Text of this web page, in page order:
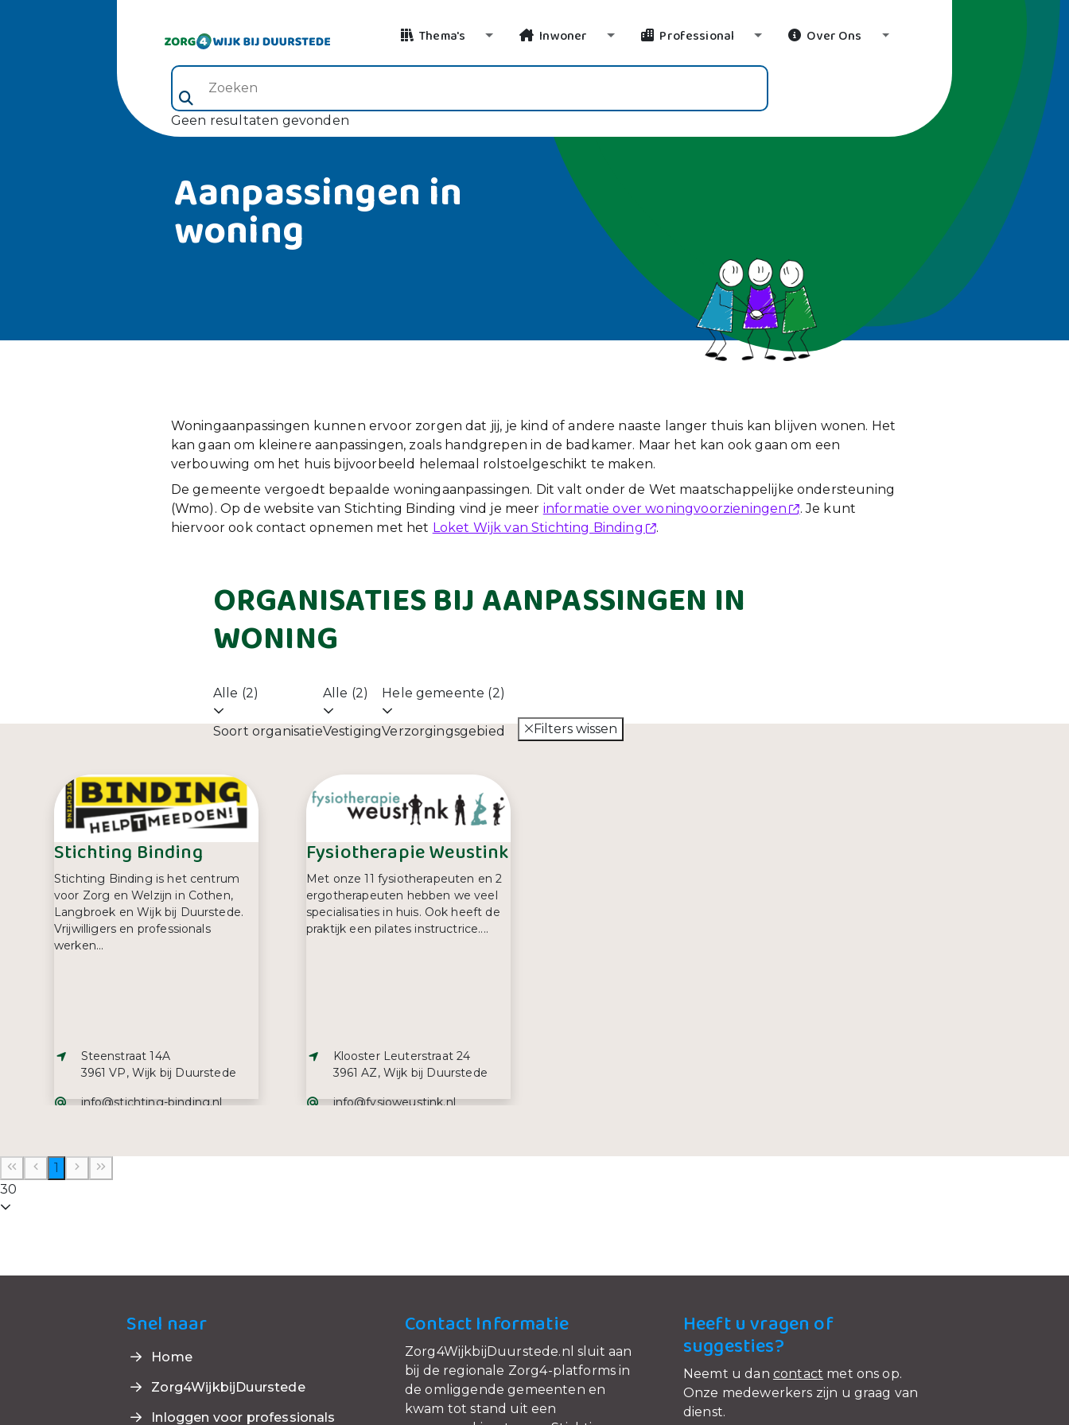
Thema's Toggle Dropdown
Inwoner Toggle Dropdown
Professional Toggle Dropdown
Over Ons Toggle Dropdown
Zoeken (veld 5)
Geen resultaten gevonden
Aanpassingen in
woning
Woningaanpassingen kunnen ervoor zorgen dat jij, je kind of andere naaste langer thuis kan blijven wonen. Het
kan gaan om kleinere aanpassingen, zoals handgrepen in de badkamer. Maar het kan ook gaan om een
verbouwing om het huis bijvoorbeeld helemaal rolstoelgeschikt te maken.
De gemeente vergoedt bepaalde woningaanpassingen. Dit valt onder de Wet maatschappelijke ondersteuning
(Wmo). Op de website van Stichting Binding vind je meer informatie over woningvoorzieningen
. Je kunt
hiervoor ook contact opnemen met het Loket Wijk van Stichting Binding .
ORGANISATIES BIJ AANPASSINGEN IN
WONING
Alle (2)
Soort organisatie
Alle (2)
Vestiging
Hele gemeente (2)
Verzorgingsgebied Filters wissen
Stichting Binding
Stichting Binding is het centrum
voor Zorg en Welzijn in Cothen,
Langbroek en Wijk bij Duurstede.
Vrijwilligers en professionals
werken...
Adres:
Steenstraat 14A
3961 VP, Wijk bij Duurstede
E-mailadres:
info@stichting-binding.nl
Fysiotherapie Weustink
Met onze 11 fysiotherapeuten en 2
ergotherapeuten hebben we veel
specialisaties in huis. Ook heeft de
praktijk een pilates instructrice....
Adres:
Klooster Leuterstraat 24
3961 AZ, Wijk bij Duurstede
E-mailadres:
info@fysioweustink.nl
1
30
Snel naar
Home
Zorg4WijkbijDuurstede
Inloggen voor professionals
Contact Informatie
Zorg4WijkbijDuurstede.nl sluit aan
bij de regionale Zorg4-platforms in
de omliggende gemeenten en
kwam tot stand uit een
Heeft u vragen of
suggesties?
Neemt u dan contact met ons op.
Onze medewerkers zijn u graag van
dienst.